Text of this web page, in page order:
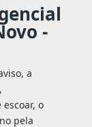
-
a
o
pela